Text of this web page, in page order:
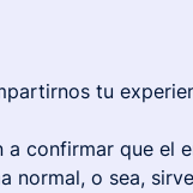
tu
a confirmar que el
normal, o sea,